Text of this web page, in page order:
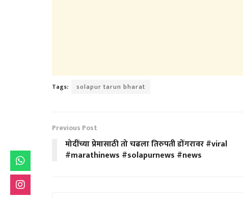
Tags: solapur tarun bharat
Previous Post
मोदींच्या प्रेमासाठी तो चढला तिरुपती डोंगरावर #viral
#marathinews #solapurnews #news